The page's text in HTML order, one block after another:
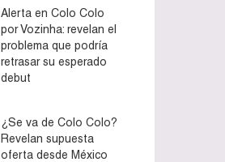
Alerta en Colo Colo
por Vozinha: revelan el
problema que podría
retrasar su esperado
debut
¿Se va de Colo Colo?
Revelan supuesta
oferta desde México